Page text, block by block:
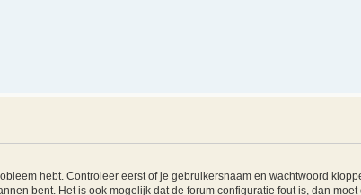
hebt. Controleer eerst of je gebruikersnaam en wachtwoord
bent. Het is ook mogelijk dat de forum configuratie fout is, dan